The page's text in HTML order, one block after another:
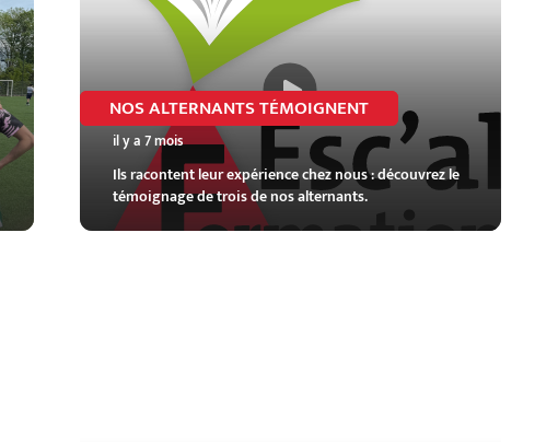
NOS ALTERNANTS TÉMOIGNENT
il y a 7 mois
Ils racontent leur expérience chez nous : découvrez le
témoignage de trois de nos alternants.